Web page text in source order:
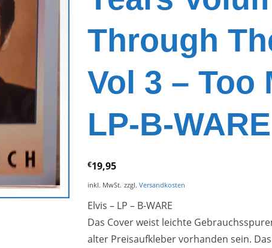
Through
Vol 3 – Too
LP-B-WARE
€19,95
inkl. MwSt. zzgl. Versandkosten
Elvis – LP – B-WARE
Das Cover weist leichte
alter Preisaufkleber vorhanden sein.